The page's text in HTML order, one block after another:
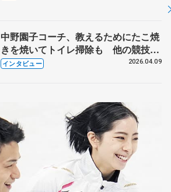
中野園子コーチ、教えるためにたこ焼
きを焼いてトイレ掃除も 他の競技に
も通用するという坂本花織の筋肉
インタビュー 2026.04.09